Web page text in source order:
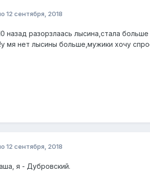
12 сентября, 2018
назад разорзлаась лысина,стала
мя нет лысины больше,мужики хочу
12 сентября, 2018
я - Дубровский.